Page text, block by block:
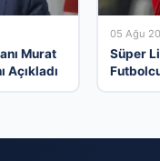
Murat
Açıkladı
05 Ağu
Süper